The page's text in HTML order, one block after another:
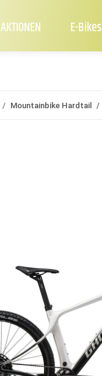
AKTIONEN E-Bikes
Mountainbike Hardtail